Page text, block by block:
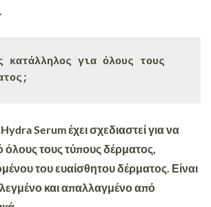
κατάλληλος για όλους τους
Serum έχει σχεδιαστεί για να
όλους τους τύπους δέρματος,
του ευαίσθητου δέρματος. Είναι
και απαλλαγμένο από